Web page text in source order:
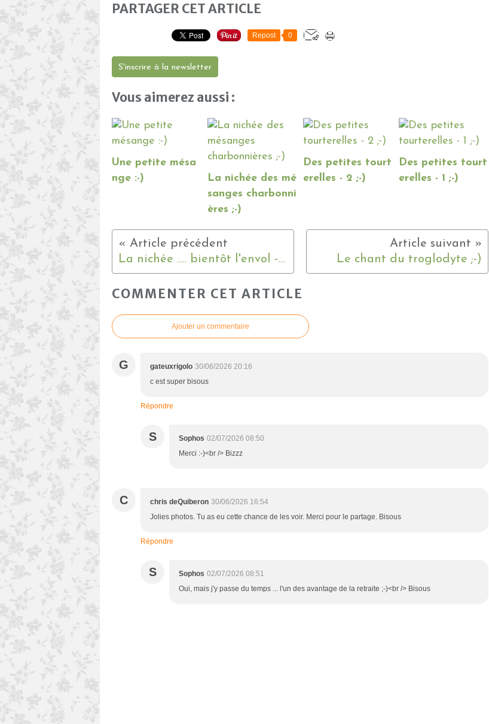
PARTAGER CET ARTICLE
Repost 0
S'inscrire à la newsletter
Vous aimerez aussi :
Une petite mésa
nge :-)
La nichée des mé
sanges charbonni
ères ;-)
Des petites tourt
erelles - 2 ;-)
Des petites tourt
erelles - 1 ;-)
La nichée .... bientôt l'envol - 2 !!! Le chant du troglodyte ;-)
COMMENTER CET ARTICLE
Ajouter un commentaire
G gateuxrigolo 30/06/2026 20:16
c est super bisous
Répondre
S Sophos 02/07/2026 08:50
Merci :-)<br /> Bizzz
C chris deQuiberon 30/06/2026 16:54
Jolies photos. Tu as eu cette chance de les voir. Merci pour le partage. Bisous
Répondre
S Sophos 02/07/2026 08:51
Oui, mais j'y passe du temps ... l'un des avantage de la retraite ;-)<br /> Bisous